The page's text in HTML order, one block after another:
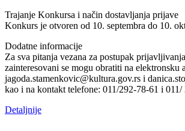
Trajanje Konkursa i način dostavljanja prijave
Konkurs je otvoren od 10. septembra do 10.
Dodatne informacije
Za sva pitanja vezana za postupak
zainteresovani se mogu obratiti na elektronsku
jagoda.stamenkovic@kultura.gov.rs i
kao i na kontakt telefone: 011/292-78-61 i 011/
Detaljnije